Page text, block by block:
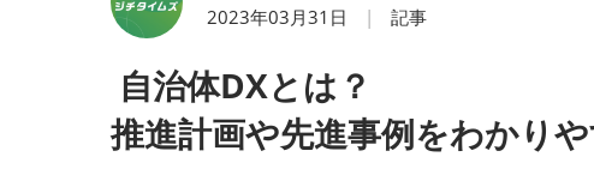
地域福祉
2023年03月31日
記事
自治体DXとは？
推進計画や先進事例をわかり